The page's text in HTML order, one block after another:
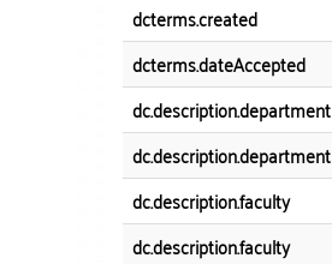
dcterms.created
dcterms.dateAccepted
dc.description.department
dc.description.department
dc.description.faculty
dc.description.faculty